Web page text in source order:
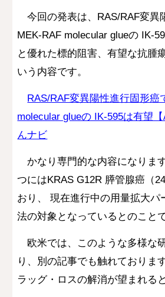
今回の発表は、 RAS/RAF変異
MEK-RAF molecular glueの IK-
と優れた標的阻害、有望な抗腫
いう内容です。
RAS/RAF変異陽性進行固形癌
molecular glueの IK-595は有望
んナビ
かなり専門的な内容になりま
つにはKRAS G12R 膵管腺癌（
おり、
現在進行中の用量拡大パ
法の対象となっているとのことで
欧米では、このような多様な
り、別の記事でも触れておりま
ラッグ・ロスの解消が望まれる